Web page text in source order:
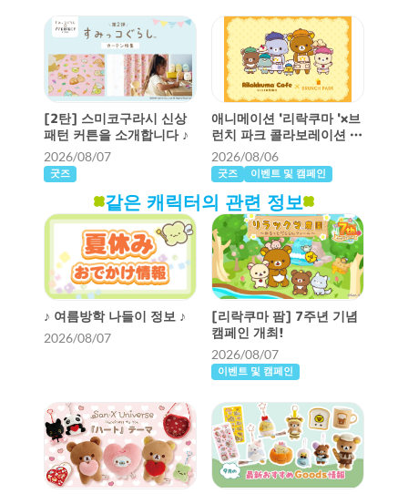
[2탄] 스미코구라시 신상
패턴 커튼을 소개합니다 ♪
2026/08/07
굿즈
애니메이션 '리락쿠마 '×브
런치 파크 콜라보레이션 카
페가 개최됩니다!
2026/08/06
굿즈 이벤트 및 캠페인
같은 캐릭터의 관련 정보
♪ 여름방학 나들이 정보 ♪
2026/08/07
[리락쿠마 팜] 7주년 기념
캠페인 개최!
2026/08/07
이벤트 및 캠페인